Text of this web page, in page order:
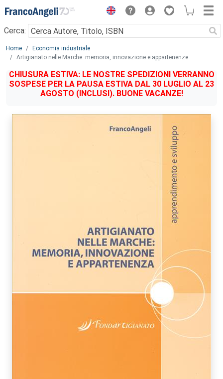
Menu
Cerca:
Main content
Home
Economia industriale
Artigianato nelle Marche: memoria, innovazione e appartenenze
CHIUSURA ESTIVA: LE NOSTRE SPEDIZIONI VERRANNO
SOSPESE PER LA PAUSA ESTIVA DAL 30 LUGLIO AL 23
AGOSTO (INCLUSI). BUONE VACANZE!